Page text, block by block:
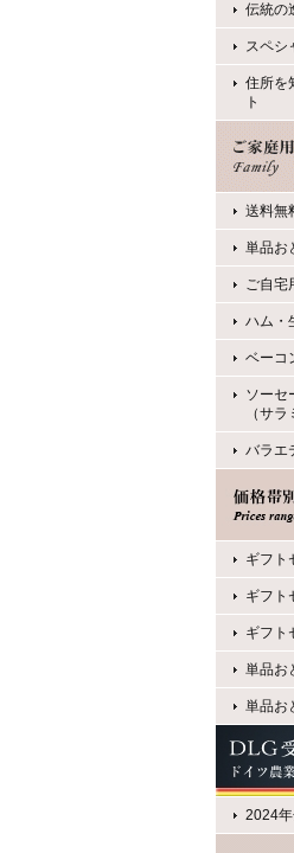
伝統の
スペシ
住所を
ト
送料無
単品お
ご自宅
ハム・
ベーコ
ソーセ
（サラ
バラエ
ギフト
ギフト
ギフト
単品お
単品お
2024